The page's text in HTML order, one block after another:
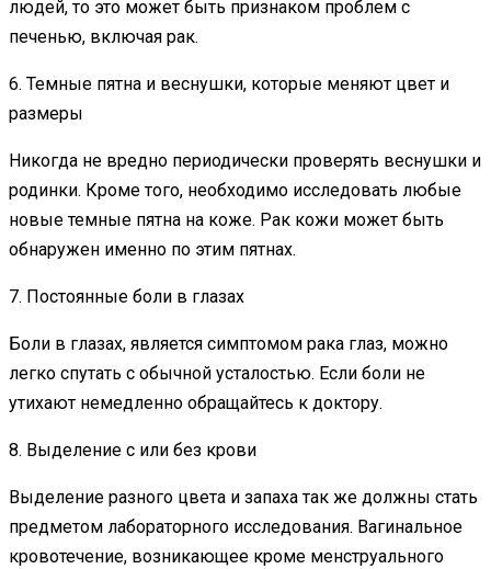
людей, то это может быть признаком проблем с
печенью, включая рак.
6. Темные пятна и веснушки, которые меняют цвет и
размеры
Никогда не вредно периодически проверять веснушки и
родинки. Кроме того, необходимо исследовать любые
новые темные пятна на коже. Рак кожи может быть
обнаружен именно по этим пятнах.
7. Постоянные боли в глазах
Боли в глазах, является симптомом рака глаз, можно
легко спутать с обычной усталостью. Если боли не
утихают немедленно обращайтесь к доктору.
8. Выделение с или без крови
Выделение разного цвета и запаха так же должны стать
предметом лабораторного исследования. Вагинальное
кровотечение, возникающее кроме менструального